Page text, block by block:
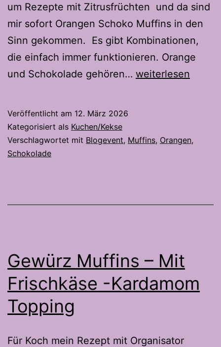
um Rezepte mit Zitrusfrüchten und da sind
mir sofort Orangen Schoko Muffins in den
Sinn gekommen. Es gibt Kombinationen,
die einfach immer funktionieren. Orange
und Schokolade gehören… Orangen
Fruchtig
weiterlesen
Veröffentlicht am 12. März 2026
Kategorisiert als Kuchen/Kekse
Verschlagwortet mit Blogevent, Muffins, Orangen,
Schokolade
Gewürz Muffins – Mit
Frischkäse -Kardamom
Topping
Für Koch mein Rezept mit Organisator